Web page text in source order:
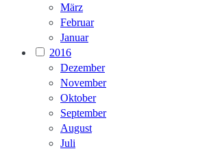
März
Februar
Januar
2016
Dezember
November
Oktober
September
August
Juli